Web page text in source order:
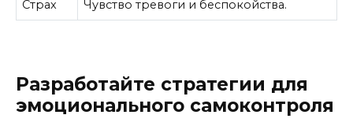
Страх Чувство тревоги и беспокойства.
Разработайте стратегии для
эмоционального самоконтроля